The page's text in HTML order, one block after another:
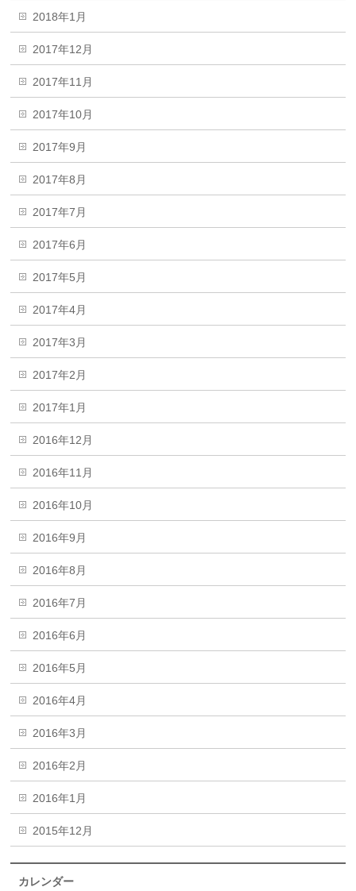
2018年1月
2017年12月
2017年11月
2017年10月
2017年9月
2017年8月
2017年7月
2017年6月
2017年5月
2017年4月
2017年3月
2017年2月
2017年1月
2016年12月
2016年11月
2016年10月
2016年9月
2016年8月
2016年7月
2016年6月
2016年5月
2016年4月
2016年3月
2016年2月
2016年1月
2015年12月
カレンダー